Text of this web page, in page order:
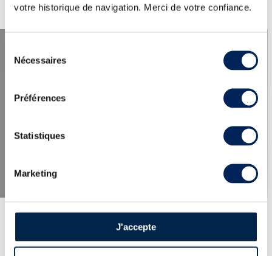
votre historique de navigation. Merci de votre confiance.
Nécessaires
Préférences
Statistiques
Marketing
J'accepte